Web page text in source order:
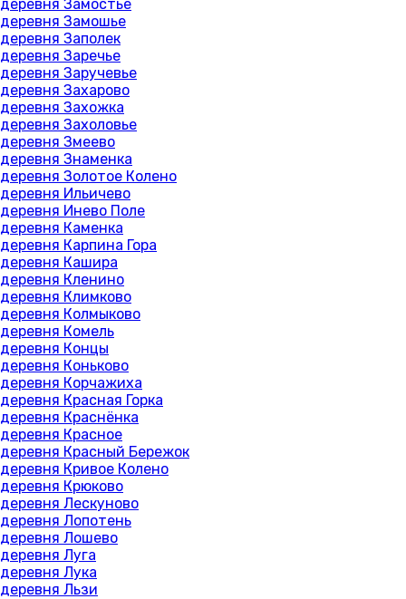
деревня Замостье
деревня Замошье
деревня Заполек
деревня Заречье
деревня Заручевье
деревня Захарово
деревня Захожка
деревня Захоловье
деревня Змеево
деревня Знаменка
деревня Золотое Колено
деревня Ильичево
деревня Инево Поле
деревня Каменка
деревня Карпина Гора
деревня Кашира
деревня Кленино
деревня Климково
деревня Колмыково
деревня Комель
деревня Концы
деревня Коньково
деревня Корчажиха
деревня Красная Горка
деревня Краснёнка
деревня Красное
деревня Красный Бережок
деревня Кривое Колено
деревня Крюково
деревня Лескуново
деревня Лопотень
деревня Лошево
деревня Луга
деревня Лука
деревня Льзи